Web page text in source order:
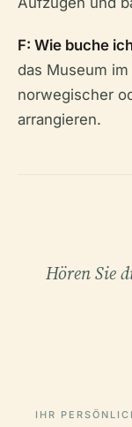
F: Wie buche
das Museum
norwegischer
arrangieren.
Hören Sie
IHR